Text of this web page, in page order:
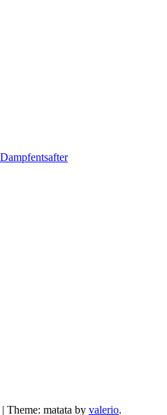
| Theme: matata by valerio.